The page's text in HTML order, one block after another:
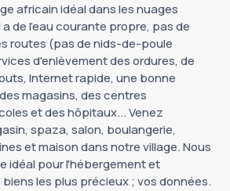
africain idéal dans les nuages
de l'eau courante propre, pas de
routes (pas de nids-de-poule
d'enlèvement des ordures, de
Internet rapide, une bonne
magasins, des centres
et des hôpitaux... Venez
spaza, salon, boulangerie,
et maison dans notre village. Nous
idéal pour l'hébergement et
les plus précieux ; vos données.